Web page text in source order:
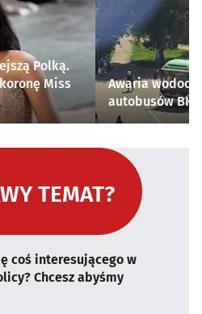
Polką.
Miss
Awaria
autobusów
TEMAT?
coś interesującego w
Chcesz abyśmy